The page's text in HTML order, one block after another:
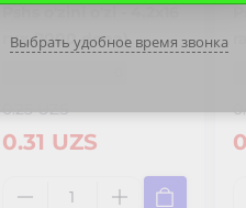
rux (1000 dona)
0.25 UZS
0.31 UZS
Выбрать удобное время звонка